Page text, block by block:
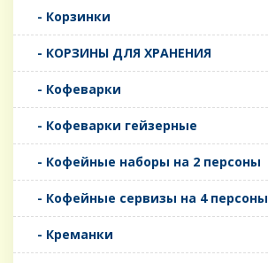
- Корзинки
- КОРЗИНЫ ДЛЯ ХРАНЕНИЯ
- Кофеварки
- Кофеварки гейзерные
- Кофейные наборы на 2 персоны
- Кофейные сервизы на 4 персоны
- Креманки